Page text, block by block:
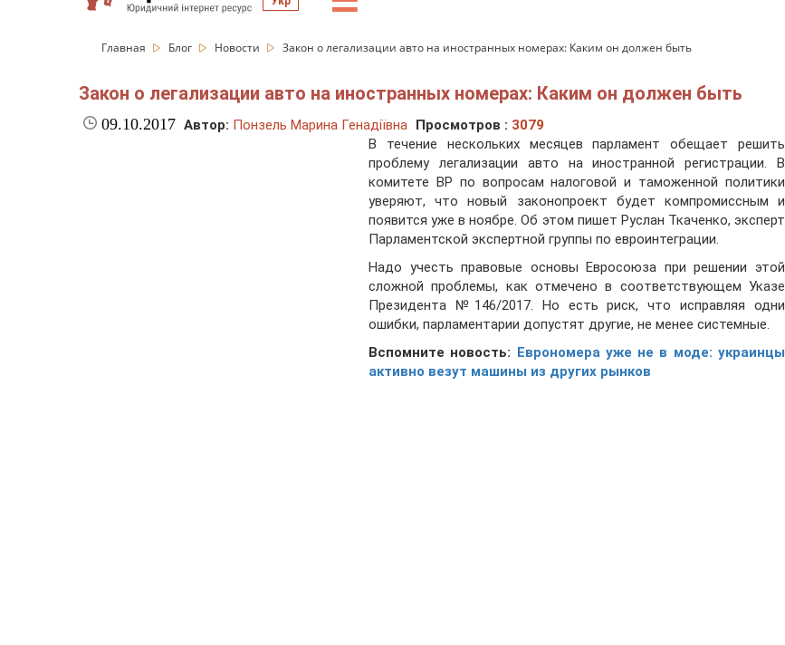
Главная Блог Новости Закон о легализации авто на иностранных номерах: Каким он должен быть
Закон о легализации авто на иностранных номерах: Каким он должен быть
09.10.2017 Автор: Понзель Марина Генадіївна Просмотров : 3079
В течение нескольких месяцев парламент обещает решить
проблему легализации авто на иностранной регистрации. В
комитете ВР по вопросам налоговой и таможенной политики
уверяют, что новый законопроект будет компромиссным и
появится уже в ноябре. Об этом пишет Руслан Ткаченко, эксперт
Парламентской экспертной группы по евроинтеграции.
Надо учесть правовые основы Евросоюза при решении этой
сложной проблемы, как отмечено в соответствующем Указе
Президента №146/2017. Но есть риск, что исправляя одни
ошибки, парламентарии допустят другие, не менее системные.
Вспомните новость: Еврономера уже не в моде: украинцы
активно везут машины из других рынков